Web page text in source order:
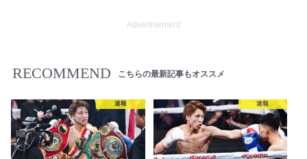
Advertisement
RECOMMEND こちらの最新記事もオススメ
速報 速報